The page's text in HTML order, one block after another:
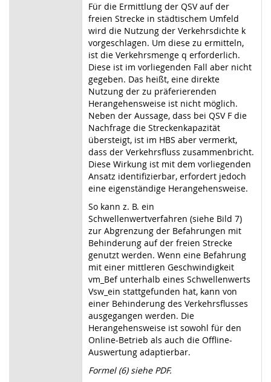
Für die Ermittlung der QSV auf der
freien Strecke in städtischem Umfeld
wird die Nutzung der Verkehrsdichte k
vorgeschlagen. Um diese zu ermitteln,
ist die Verkehrsmenge q erforderlich.
Diese ist im vorliegenden Fall aber nicht
gegeben. Das heißt, eine direkte
Nutzung der zu präferierenden
Herangehensweise ist nicht möglich.
Neben der Aussage, dass bei QSV F die
Nachfrage die Streckenkapazität
übersteigt, ist im HBS aber vermerkt,
dass der Verkehrsfluss zusammenbricht.
Diese Wirkung ist mit dem vorliegenden
Ansatz identifizierbar, erfordert jedoch
eine eigenständige Herangehensweise.
So kann z. B. ein
Schwellenwertverfahren (siehe Bild 7)
zur Abgrenzung der Befahrungen mit
Behinderung auf der freien Strecke
genutzt werden. Wenn eine Befahrung
mit einer mittleren Geschwindigkeit
vm_Bef unterhalb eines Schwellenwerts
Vsw_ein stattgefunden hat, kann von
einer Behinderung des Verkehrsflusses
ausgegangen werden. Die
Herangehensweise ist sowohl für den
Online-Betrieb als auch die Offline-
Auswertung adaptierbar.
Formel (6) siehe PDF.